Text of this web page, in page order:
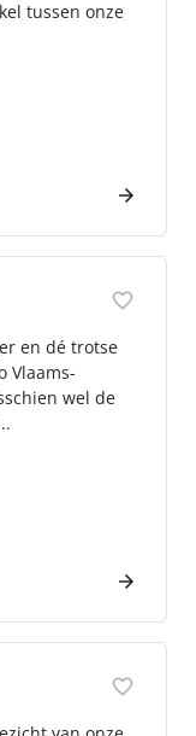
tussen onze
en dé trotse
Vlaams-
wel de